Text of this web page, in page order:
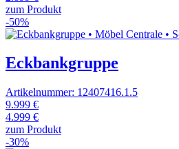
zum Produkt
-50%
Eckbankgruppe
Artikelnummer: 12407416.1.5
9.999 €
4.999 €
zum Produkt
-30%